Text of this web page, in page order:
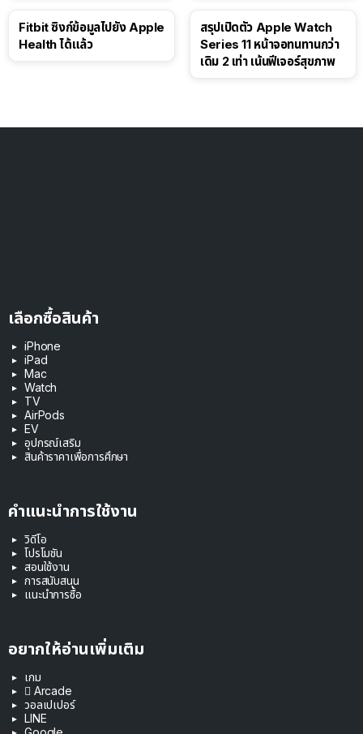
Fitbit ซิงก์ข้อมูลไปยัง Apple
Health ได้แล้ว
สรุปเปิดตัว Apple Watch
Series 11 หน้าจอทนทานกว่า
เดิม 2 เท่า เน้นฟีเจอร์สุขภาพ
เลือกซื้อสินค้า
iPhone
iPad
Mac
Watch
TV
AirPods
EV
อุปกรณ์เสริม
สินค้าราคาเพื่อการศึกษา
คำแนะนำการใช้งาน
วิดีโอ
โปรโมชัน
สอนใช้งาน
การสนับสนุน
แนะนำการซื้อ
อยากให้อ่านเพิ่มเติม
เกม
 Arcade
วอลเปเปอร์
LINE